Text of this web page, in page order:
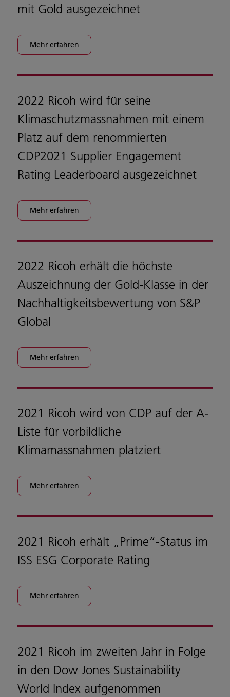
mit Gold ausgezeichnet
Mehr erfahren
2022 Ricoh wird für seine
Klimaschutzmassnahmen mit einem
Platz auf dem renommierten
CDP2021 Supplier Engagement
Rating Leaderboard ausgezeichnet
Mehr erfahren
2022 Ricoh erhält die höchste
Auszeichnung der Gold-Klasse in der
Nachhaltigkeitsbewertung von S&P
Global
Mehr erfahren
2021 Ricoh wird von CDP auf der A-
Liste für vorbildliche
Klimamassnahmen platziert
Mehr erfahren
2021 Ricoh erhält „Prime“-Status im
ISS ESG Corporate Rating
Mehr erfahren
2021 Ricoh im zweiten Jahr in Folge
in den Dow Jones Sustainability
World Index aufgenommen